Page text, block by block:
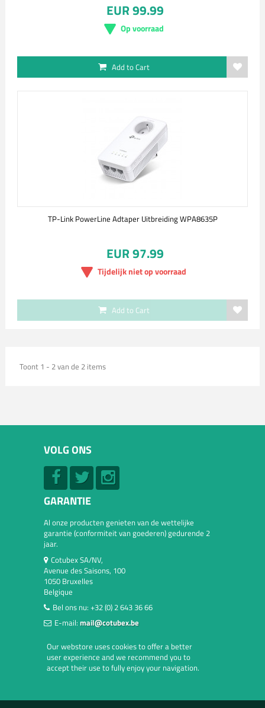
EUR 99.99
Op voorraad
Add to Cart
TP-Link PowerLine Adtaper Uitbreiding WPA8635P
EUR 97.99
Tijdelijk niet op voorraad
Add to Cart
Toont 1 - 2 van de 2 items
VOLG ONS
GARANTIE
Al onze producten genieten van de wettelijke
garantie (conformiteit van goederen) gedurende 2
jaar.
Cotubex SA/NV,
Avenue des Saisons, 100
1050 Bruxelles
Belgique
Bel ons nu: +32 (0) 2 643 36 66
E-mail: mail@cotubex.be
Our webstore uses cookies to offer a better
user experience and we recommend you to
accept their use to fully enjoy your navigation.